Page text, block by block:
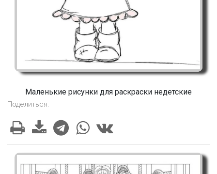
Маленькие рисунки для раскраски недетские
Поделиться: